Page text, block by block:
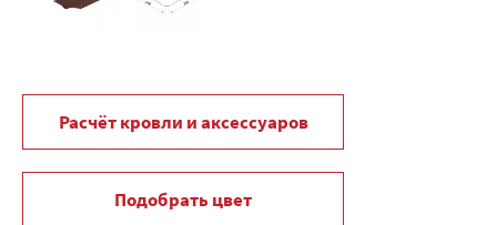
Расчёт кровли и аксессуаров
Подобрать цвет